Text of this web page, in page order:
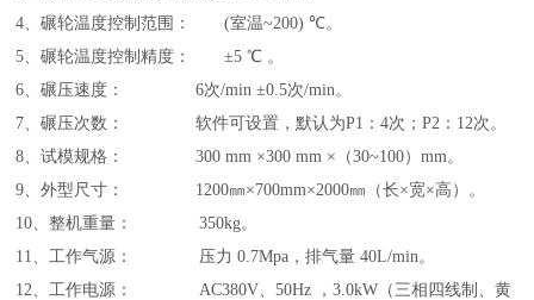
4、碾轮温度控制范围： (室温~200)℃。
5、碾轮温度控制精度： ±5℃ 。
6、碾压速度： 6次/min ±0.5次/min。
7、碾压次数： 软件可设置，默认为P1：4次；P2：12次。
8、试模规格： 300 mm ×300 mm ×（30~100）mm。
9、外型尺寸： 1200㎜×700mm×2000㎜（长×宽×高） 。
10、整机重量： 350kg。
11、工作气源： 压力 0.7Mpa，排气量 40L/min。
12、工作电源：AC380V、50Hz ，3.0kW（三相四线制、黄